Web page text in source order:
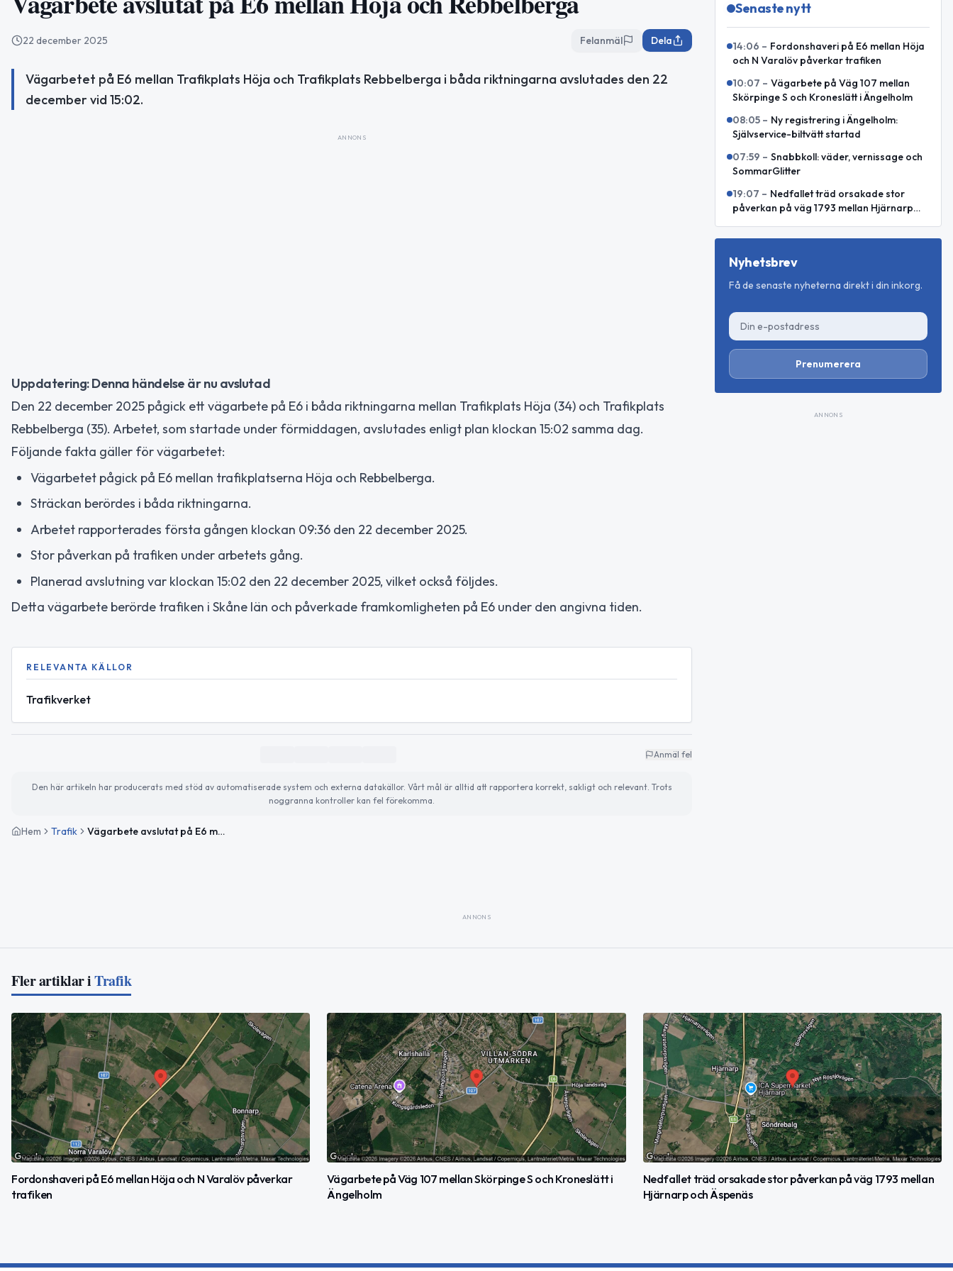
22 december 2025 Felanmäl Dela
Vägarbetet på E6 mellan Trafikplats Höja och Trafikplats Rebbelberga i båda riktningarna avslutades den 22
december vid 15:02.
ANNONS
Uppdatering: Denna händelse är nu avslutad
Den 22 december 2025 pågick ett vägarbete på E6 i båda riktningarna mellan Trafikplats Höja (34) och Trafikplats
Rebbelberga (35). Arbetet, som startade under förmiddagen, avslutades enligt plan klockan 15:02 samma dag.
Följande fakta gäller för vägarbetet:
Vägarbetet pågick på E6 mellan trafikplatserna Höja och Rebbelberga.
Sträckan berördes i båda riktningarna.
Arbetet rapporterades första gången klockan 09:36 den 22 december 2025.
Stor påverkan på trafiken under arbetets gång.
Planerad avslutning var klockan 15:02 den 22 december 2025, vilket också följdes.
Detta vägarbete berörde trafiken i Skåne län och påverkade framkomligheten på E6 under den angivna tiden.
RELEVANTA KÄLLOR
Trafikverket
Anmäl fel
Den här artikeln har producerats med stöd av automatiserade system och externa datakällor. Vårt mål är alltid att rapportera korrekt, sakligt och relevant. Trots
noggranna kontroller kan fel förekomma.
Hem Trafik Vägarbete avslutat på E6 mellan Höja och Rebbelberga
Senaste nytt
14:06 – Fordonshaveri på E6 mellan Höja
och N Varalöv påverkar trafiken
10:07 – Vägarbete på Väg 107 mellan
Skörpinge S och Kroneslätt i Ängelholm
08:05 – Ny registrering i Ängelholm:
Självservice-biltvätt startad
07:59 – Snabbkoll: väder, vernissage och
SommarGlitter
19:07 – Nedfallet träd orsakade stor
påverkan på väg 1793 mellan Hjärnarp
Nyhetsbrev
Få de senaste nyheterna direkt i din inkorg.
Prenumerera
ANNONS
ANNONS
Fler artiklar iTrafik
Fordonshaveri på E6 mellan Höja och N Varalöv påverkar
trafiken
Vägarbete på Väg 107 mellan Skörpinge S och Kroneslätt i
Ängelholm
Nedfallet träd orsakade stor påverkan på väg 1793 mellan
Hjärnarp och Äspenäs